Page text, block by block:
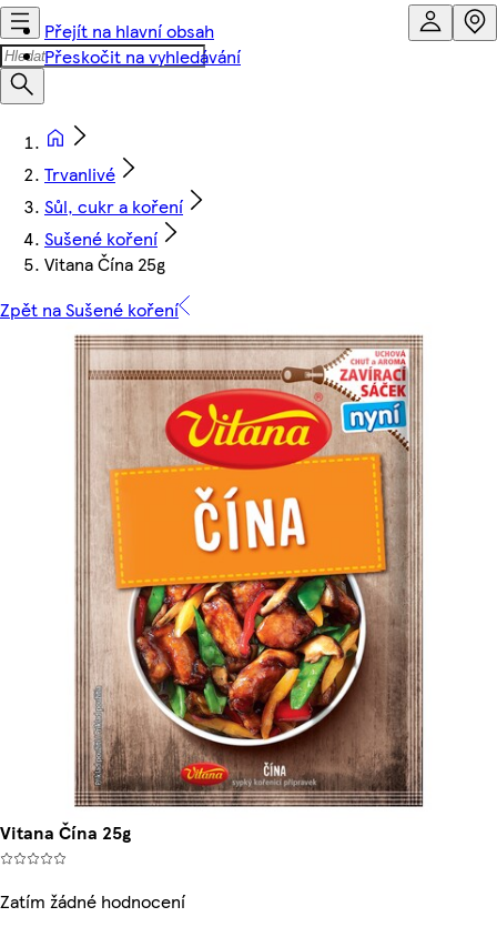
Přejít na hlavní obsah
Přeskočit na vyhledávání
Trvanlivé
Sůl, cukr a koření
Sušené koření
Vitana Čína 25g
Zpět na Sušené koření
Vitana Čína 25g
Zatím žádné hodnocení